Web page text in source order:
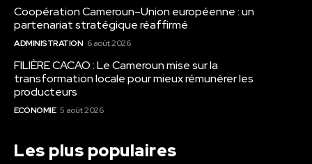
Coopération Cameroun–Union européenne : un
partenariat stratégique réaffirmé
ADMINISTRATION 6 août 2026
FILIÈRE CACAO : Le Cameroun mise sur la
transformation locale pour mieux rémunérer les
producteurs
ECONOMIE 5 août 2026
Les plus populaires